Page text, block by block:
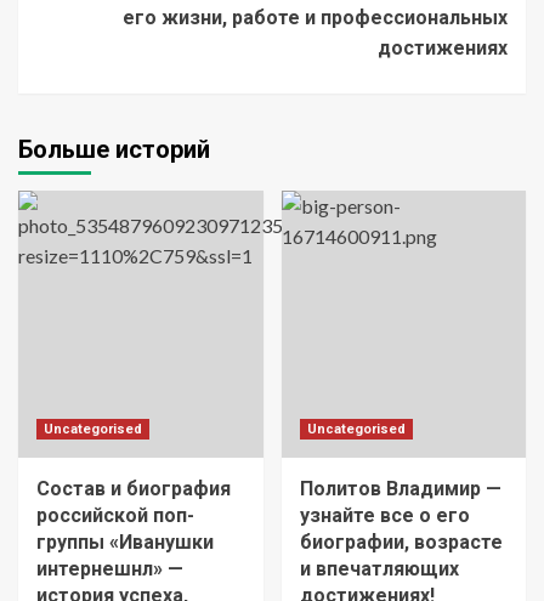
его жизни, работе и профессиональных
достижениях
Больше историй
Uncategorised
Состав и биография
российской поп-
группы «Иванушки
интернешнл» —
история успеха,
Uncategorised
Политов Владимир —
узнайте все о его
биографии, возрасте
и впечатляющих
достижениях!